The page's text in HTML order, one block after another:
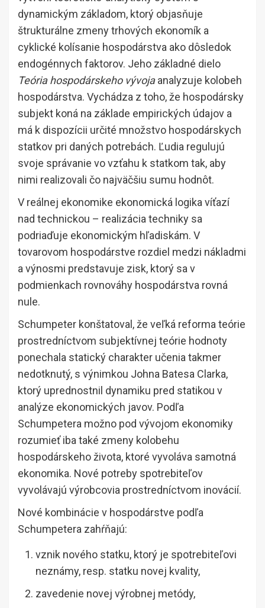
dynamickým základom, ktorý objasňuje
štrukturálne zmeny trhových ekonomík a
cyklické kolísanie hospodárstva ako dôsledok
endogénnych faktorov. Jeho základné dielo
Teória hospodárskeho vývojaanalyzuje kolobeh
hospodárstva. Vychádza z toho, že hospodársky
subjekt koná na základe empirických údajov a
má k dispozícii určité množstvo hospodárskych
statkov pri daných potrebách. Ľudia regulujú
svoje správanie vo vzťahu k statkom tak, aby
nimi realizovali čo najväčšiu sumu hodnôt.
V reálnej ekonomike ekonomická logika víťazí
nad technickou – realizácia techniky sa
podriaďuje ekonomickým hľadiskám. V
tovarovom hospodárstve rozdiel medzi nákladmi
a výnosmi predstavuje zisk, ktorý sa v
podmienkach rovnováhy hospodárstva rovná
nule.
Schumpeter konštatoval, že veľká reforma teórie
prostredníctvom subjektívnej teórie hodnoty
ponechala statický charakter učenia takmer
nedotknutý, s výnimkou Johna Batesa Clarka,
ktorý uprednostnil dynamiku pred statikou v
analýze ekonomických javov. Podľa
Schumpetera možno pod vývojom ekonomiky
rozumieť iba také zmeny kolobehu
hospodárskeho života, ktoré vyvoláva samotná
ekonomika. Nové potreby spotrebiteľov
vyvolávajú výrobcovia prostredníctvom inovácií.
Nové kombinácie v hospodárstve podľa
Schumpetera zahŕňajú:
vznik nového statku, ktorý je spotrebiteľovi
neznámy, resp. statku novej kvality,
zavedenie novej výrobnej metódy,